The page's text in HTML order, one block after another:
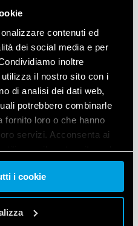
contenuti ed
dei social media e per
inoltre
il nostro sito con i
di analisi dei dati web,
potrebbero combinarle
fornito loro o che hanno
servizi. Acconsenta ai
il nostro sito web.
a
i cookie